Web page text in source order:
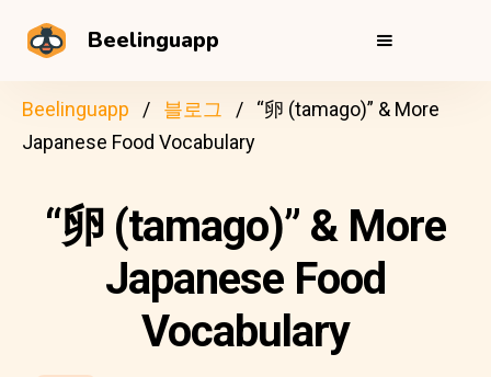
Beelinguapp
Beelinguapp 블로그
“卵 (tamago)” & More
Japanese Food Vocabulary
“卵 (tamago)” & More
Japanese Food
Vocabulary